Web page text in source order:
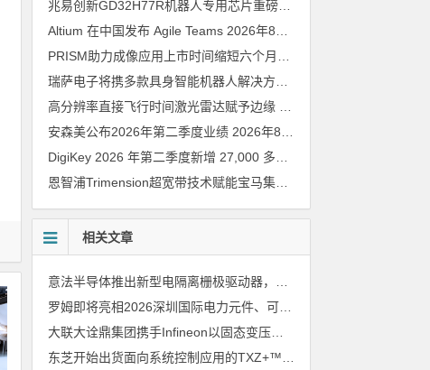
兆易创新GD32H77R机器人专用芯片重磅亮相，精准赋能伺服驱动与关节控制
Altium 在中国发布 Agile Teams 2026年8月6日
安森美公布2026年第二季度业绩 2026年8月6日
恩智浦Trimension超宽带技术赋能宝马集团Digital Key Plus及生命体存在检测功能
相关文章
罗姆即将亮相2026深圳国际电力元件、可再生能源管理展览会暨研讨会
大联大诠鼎集团携手Infineon以固态变压器重构配电效率新标杆